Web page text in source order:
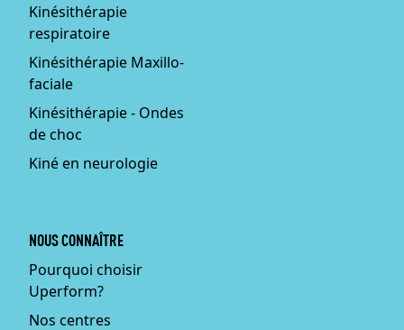
Kinésithérapie
respiratoire
Kinésithérapie Maxillo-
faciale
Kinésithérapie - Ondes
de choc
Kiné en neurologie
NOUS CONNAÎTRE
Pourquoi choisir
Uperform?
Nos centres